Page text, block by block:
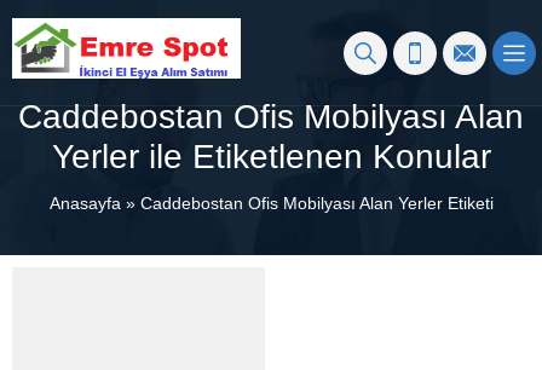
Caddebostan Ofis Mobilyası Alan
Yerler ile Etiketlenen Konular
Anasayfa » Caddebostan Ofis Mobilyası Alan Yerler Etiketi